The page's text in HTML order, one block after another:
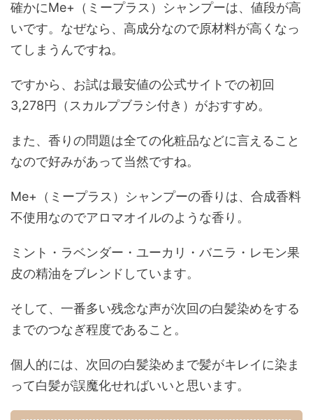
確かにMe+（ミープラス）シャンプーは、値段が高
いです。なぜなら、高成分なので原材料が高くなっ
てしまうんですね。
ですから、お試は最安値の公式サイトでの初回
3,278円（スカルプブラシ付き）がおすすめ。
また、香りの問題は全ての化粧品などに言えること
なので好みがあって当然ですね。
Me+（ミープラス）シャンプーの香りは、合成香料
不使用なのでアロマオイルのような香り。
ミント・ラベンダー・ユーカリ・バニラ・レモン果
皮の精油をブレンドしています。
そして、一番多い残念な声が次回の白髪染めをする
までのつなぎ程度であること。
個人的には、次回の白髪染めまで髪がキレイに染ま
って白髪が誤魔化せればいいと思います。